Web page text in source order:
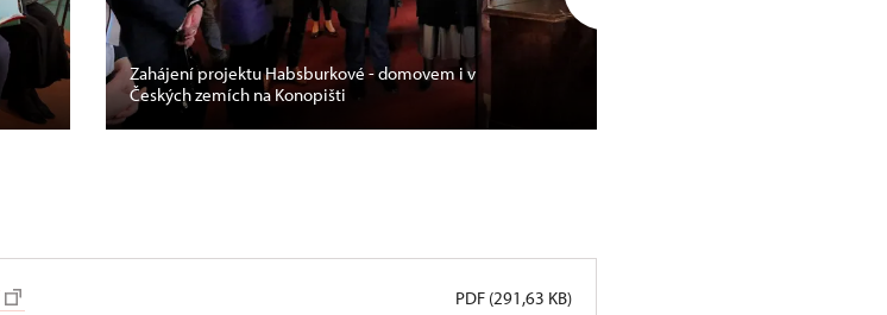
Zahájení projektu Habsburkové - domovem i v
Českých zemích na Konopišti
PDF (291,63 KB)